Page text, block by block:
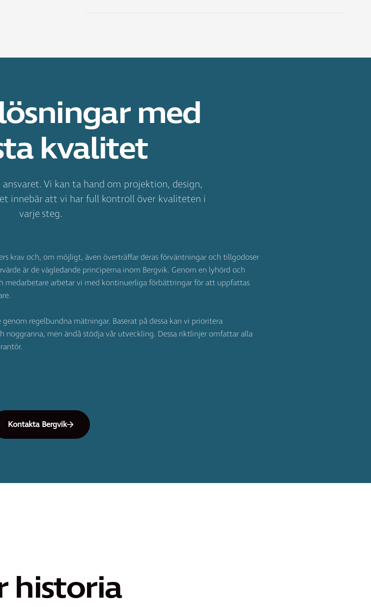
2
med
kvalitet
Vi kan ta hand om projektion, design,
innebär att vi har full kontroll över kvaliteten i
varje steg.
krav och, om möjligt, även överträffar deras förväntningar och tillgodoser
är de vägledande principerna inom Bergvik. Genom en lyhörd och
arbetar vi med kontinuerliga förbättringar för att uppfattas
regelbundna mätningar. Baserat på dessa kan vi prioritera
noggranna, men ändå stödja vår utveckling. Dessa riktlinjer omfattar alla
Kontakta Bergvik
historia